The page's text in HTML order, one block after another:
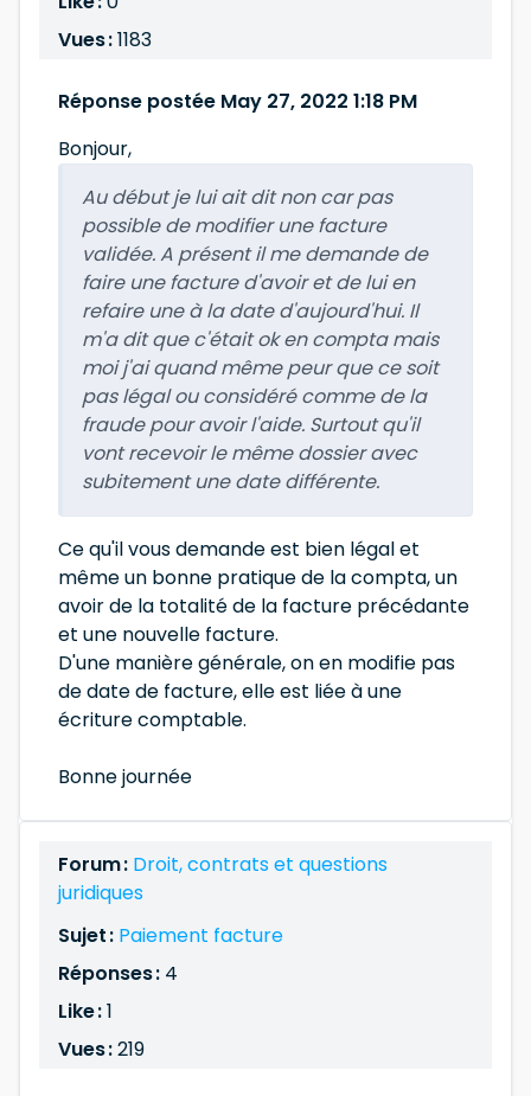
Vues :1183
Réponse postée May 27, 2022 1:18 PM
Bonjour,
Au début je lui ait dit non car pas
possible de modifier une facture
validée. A présent il me demande de
faire une facture d'avoir et de lui en
refaire une à la date d'aujourd'hui. Il
m'a dit que c'était ok en compta mais
moi j'ai quand même peur que ce soit
pas légal ou considéré comme de la
fraude pour avoir l'aide. Surtout qu'il
vont recevoir le même dossier avec
subitement une date différente.
Ce qu'il vous demande est bien légal et
même un bonne pratique de la compta, un
avoir de la totalité de la facture précédante
et une nouvelle facture.
D'une manière générale, on en modifie pas
de date de facture, elle est liée à une
écriture comptable.
Bonne journée
Forum : Droit, contrats et questions
juridiques
Sujet : Paiement facture
Réponses : 4
Like :1
Vues :219